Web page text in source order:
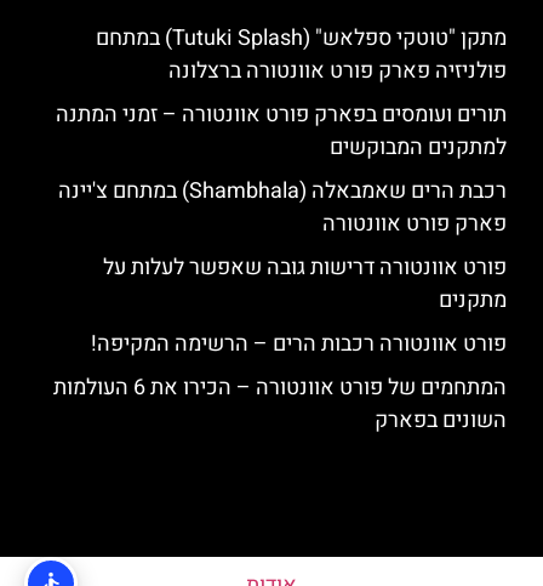
מתקן "טוטקי ספלאש" (Tutuki Splash) במתחם
פולניזיה פארק פורט אוונטורה ברצלונה
תורים ועומסים בפארק פורט אוונטורה – זמני המתנה
למתקנים המבוקשים
רכבת הרים שאמבאלה (Shambhala) במתחם צ'יינה
פארק פורט אוונטורה
פורט אוונטורה דרישות גובה שאפשר לעלות על
מתקנים
פורט אוונטורה רכבות הרים – הרשימה המקיפה!
המתחמים של פורט אוונטורה – הכירו את 6 העולמות
השונים בפארק